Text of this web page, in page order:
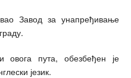
Завод за унапређивање
овога пута, обезбеђен је
језик.